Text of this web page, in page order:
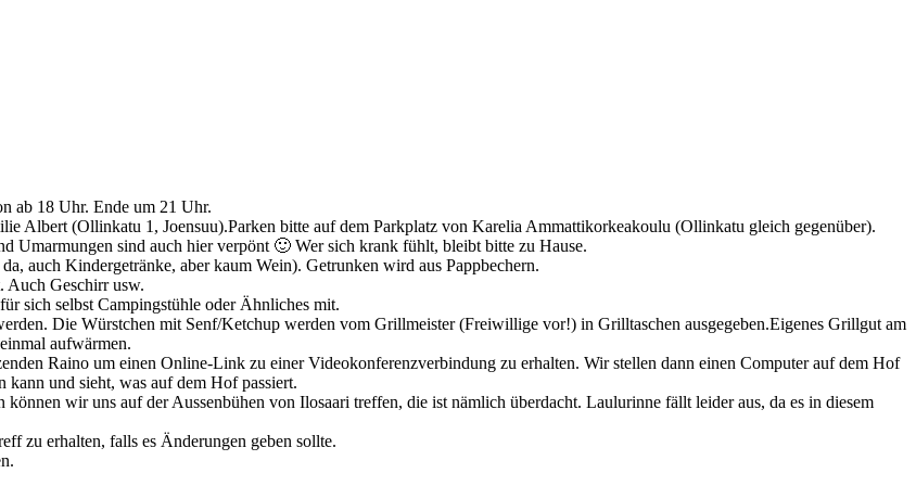
ab 18 Uhr. Ende um 21 Uhr.
Albert (Ollinkatu 1, Joensuu).Parken bitte auf dem Parkplatz von Karelia Ammattikorkeakoulu (Ollinkatu gleich gegenüber).
Umarmungen sind auch hier verpönt 🙂 Wer sich krank fühlt, bleibt bitte zu Hause.
auch Kindergetränke, aber kaum Wein). Getrunken wird aus Pappbechern.
Auch Geschirr usw.
sich selbst Campingstühle oder Ähnliches mit.
Die Würstchen mit Senf/Ketchup werden vom Grillmeister (Freiwillige vor!) in Grilltaschen ausgegeben.Eigenes Grillgut am
aufwärmen.
Raino um einen Online-Link zu einer Videokonferenzverbindung zu erhalten. Wir stellen dann einen Computer auf dem Hof
kann und sieht, was auf dem Hof passiert.
wir uns auf der Aussenbühen von Ilosaari treffen, die ist nämlich überdacht. Laulurinne fällt leider aus, da es in diesem
zu erhalten, falls es Änderungen geben sollte.